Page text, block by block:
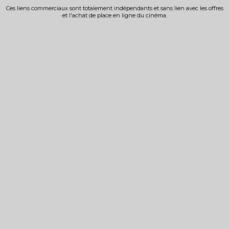
Ces liens commerciaux sont totalement indépendants et sans lien avec les offres
et l'achat de place en ligne du cinéma.